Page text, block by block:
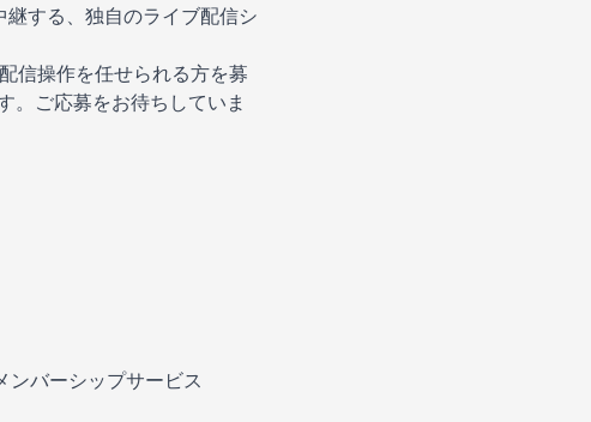
継する、独自のライブ配信シ
信操作を任せられる方を募
。ご応募をお待ちしていま
ンバーシップサービス